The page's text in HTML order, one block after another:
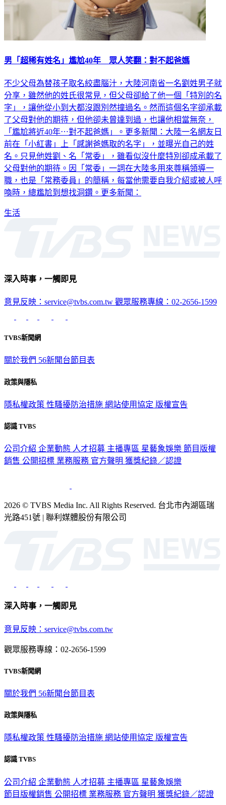
男「超稀有姓名」尷尬40年 眾人笑翻：對不起爸媽
不少父母為替孩子取名絞盡腦汁，大陸河南省一名劉姓男子就
分享，雖然他的姓氏很常見，但父母卻給了他一個「特別的名
字」，讓他從小到大都沒跟別然撞過名。然而這個名字卻承載
了父母對他的期待，但他卻未曾達到過，也讓他相當無奈，
「尷尬將近40年⋯對不起爸媽」。更多新聞：大陸一名網友日
前在「小紅書」上「感謝爸媽取的名字」，並曝光自己的姓
名。只見他姓劉、名「常委」，雖看似沒什麼特別卻成承載了
父母對他的期待。因「常委」一詞在大陸多用來尊稱領導一
職，也是「常務委員」的簡稱，每當他需要自我介紹或被人呼
喚時，總尷尬到想找洞鑽。更多新聞：
生活
深入時事，一觸即見
意見反映：service@tvbs.com.tw 觀眾服務專線：02-2656-1599
TVBS新聞網
關於我們 56新聞台節目表
政策與隱私
隱私權政策 性騷擾防治措施 網站使用協定 版權宣告
認識 TVBS
公司介紹 企業動態 人才招募 主播專區 星藝象娛樂 節目版權
銷售 公開招標 業務服務 官方聲明 獲獎紀錄／認證
2026 © TVBS Media Inc. All Rights Reserved. 台北市內湖區瑞
光路451號 | 聯利媒體股份有限公司
深入時事，一觸即見
意見反映：service@tvbs.com.tw
觀眾服務專線：02-2656-1599
TVBS新聞網
關於我們 56新聞台節目表
政策與隱私
隱私權政策 性騷擾防治措施 網站使用協定 版權宣告
認識 TVBS
公司介紹 企業動態 人才招募 主播專區 星藝象娛樂
節目版權銷售 公開招標 業務服務 官方聲明 獲獎紀錄／認證